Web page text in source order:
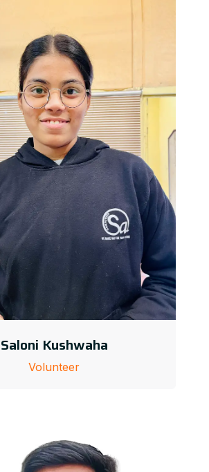
Saloni Kushwaha
Volunteer